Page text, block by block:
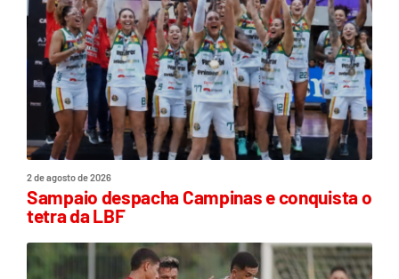
2 de agosto de 2026
Sampaio despacha Campinas e conquista o
tetra da LBF